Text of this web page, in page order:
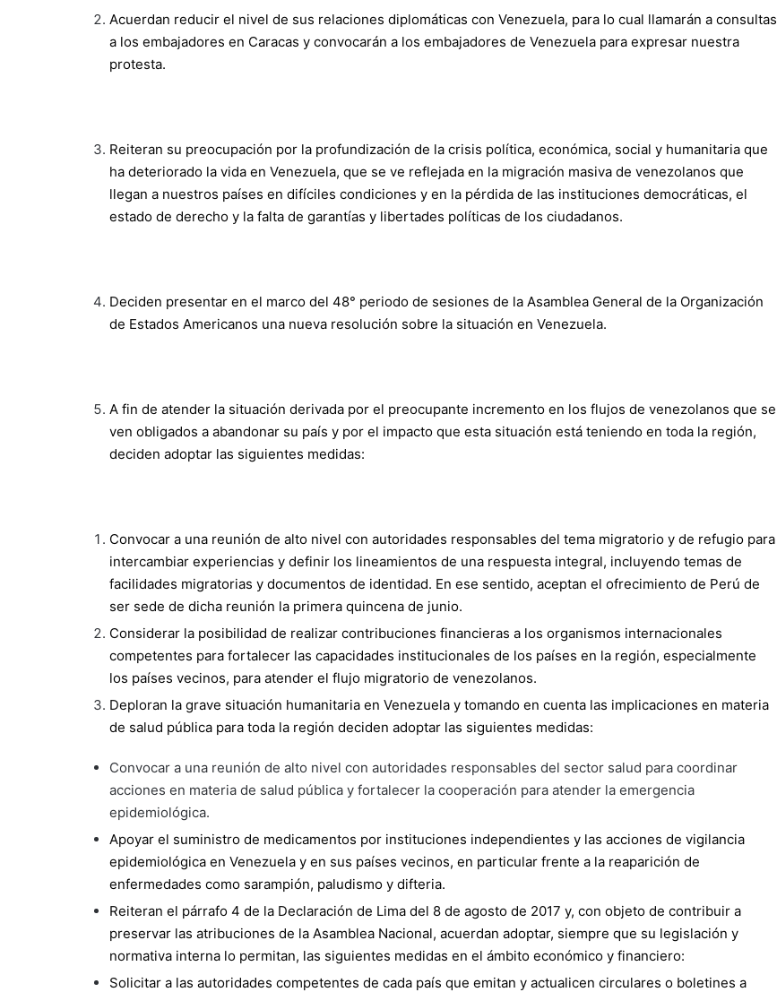
Acuerdan reducir el nivel de sus relaciones diplomáticas con Venezuela, para lo cual llamarán a consultas
a los embajadores en Caracas y convocarán a los embajadores de Venezuela para expresar nuestra
protesta.
Reiteran su preocupación por la profundización de la crisis política, económica, social y humanitaria que
ha deteriorado la vida en Venezuela, que se ve reflejada en la migración masiva de venezolanos que
llegan a nuestros países en difíciles condiciones y en la pérdida de las instituciones democráticas, el
estado de derecho y la falta de garantías y libertades políticas de los ciudadanos.
Deciden presentar en el marco del 48° periodo de sesiones de la Asamblea General de la Organización
de Estados Americanos una nueva resolución sobre la situación en Venezuela.
A fin de atender la situación derivada por el preocupante incremento en los flujos de venezolanos que se
ven obligados a abandonar su país y por el impacto que esta situación está teniendo en toda la región,
deciden adoptar las siguientes medidas:
Convocar a una reunión de alto nivel con autoridades responsables del tema migratorio y de refugio para
intercambiar experiencias y definir los lineamientos de una respuesta integral, incluyendo temas de
facilidades migratorias y documentos de identidad. En ese sentido, aceptan el ofrecimiento de Perú de
ser sede de dicha reunión la primera quincena de junio.
Considerar la posibilidad de realizar contribuciones financieras a los organismos internacionales
competentes para fortalecer las capacidades institucionales de los países en la región, especialmente
los países vecinos, para atender el flujo migratorio de venezolanos.
Deploran la grave situación humanitaria en Venezuela y tomando en cuenta las implicaciones en materia
de salud pública para toda la región deciden adoptar las siguientes medidas:
Convocar a una reunión de alto nivel con autoridades responsables del sector salud para coordinar
acciones en materia de salud pública y fortalecer la cooperación para atender la emergencia
epidemiológica.
Apoyar el suministro de medicamentos por instituciones independientes y las acciones de vigilancia
epidemiológica en Venezuela y en sus países vecinos, en particular frente a la reaparición de
enfermedades como sarampión, paludismo y difteria.
Reiteran el párrafo 4 de la Declaración de Lima del 8 de agosto de 2017 y, con objeto de contribuir a
preservar las atribuciones de la Asamblea Nacional, acuerdan adoptar, siempre que su legislación y
normativa interna lo permitan, las siguientes medidas en el ámbito económico y financiero:
Solicitar a las autoridades competentes de cada país que emitan y actualicen circulares o boletines a